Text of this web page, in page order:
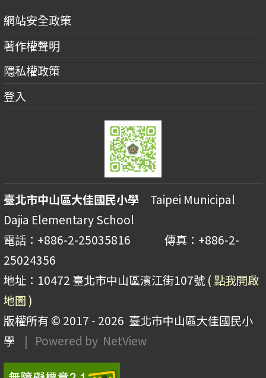
網站安全政策
著作權聲明
隱私權政策
登入
臺北市中山區大佳國民小學 Taipei Municipal
Dajia Elementary School
電話：+886-2-25035816 傳真：+886-2-
25024356
地址：10472 臺北市中山區濱江街107號 ( 點我開啟
地圖 )
版權所有 © 2017 - 2026 臺北市中山區大佳國民小
學
| Powered by NetView